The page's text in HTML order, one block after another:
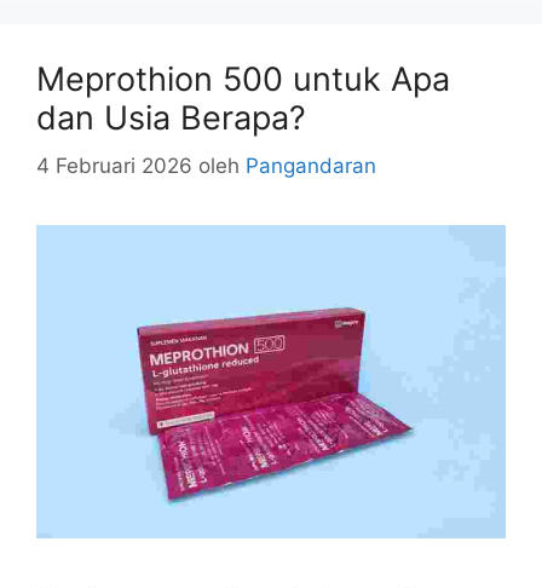
Meprothion 500 untuk Apa
dan Usia Berapa?
4 Februari 2026 oleh Pangandaran